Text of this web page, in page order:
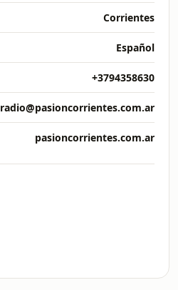
Corrientes
Español
+3794358630
radio@pasioncorrientes.com.ar
pasioncorrientes.com.ar